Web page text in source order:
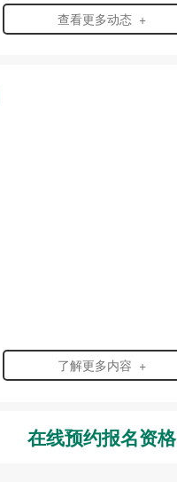
查看更多动态 +
了解更多内容 +
在线预约报名资格